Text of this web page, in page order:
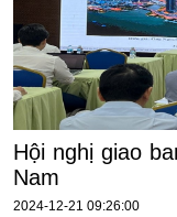
Hội nghị giao
Nam
2024-12-21 09:26:00